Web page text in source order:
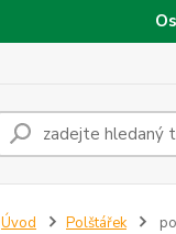
Úvod Polštářek